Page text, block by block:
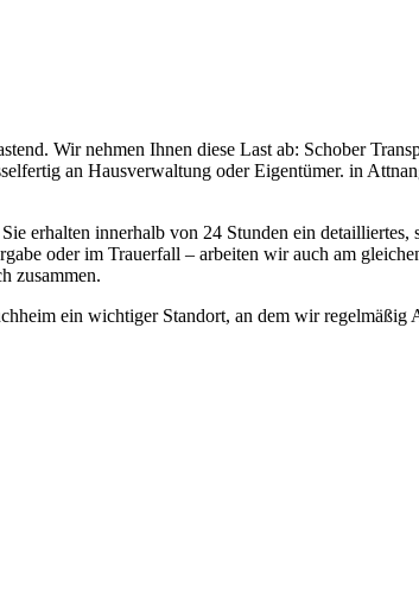
Wir nehmen Ihnen diese Last ab: Schober
an Hausverwaltung oder Eigentümer. in
erhalten innerhalb von 24 Stunden ein
oder im Trauerfall – arbeiten wir auch am
zusammen.
ein wichtiger Standort, an dem wir regelmäßig